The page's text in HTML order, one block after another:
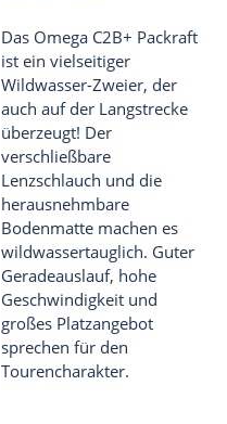
Das Omega C2B+ Packraft
ist ein vielseitiger
Wildwasser-Zweier, der
auch auf der Langstrecke
überzeugt! Der
verschließbare
Lenzschlauch und die
herausnehmbare
Bodenmatte machen es
wildwassertauglich. Guter
Geradeauslauf, hohe
Geschwindigkeit und
großes Platzangebot
sprechen für den
Tourencharakter.